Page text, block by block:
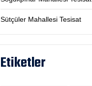
Sütçüler Mahallesi Tesisat
Etiketler